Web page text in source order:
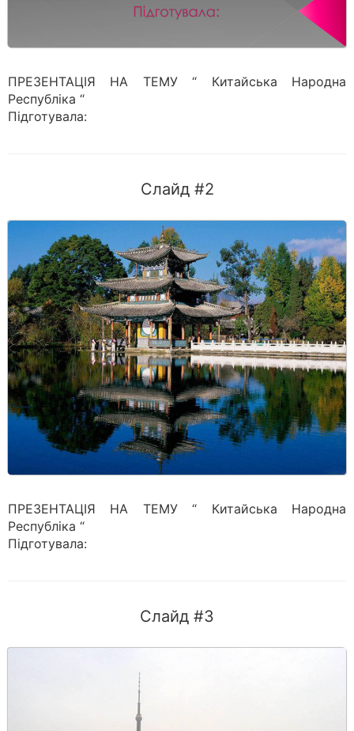
ПРЕЗЕНТАЦІЯ НА ТЕМУ “ Китайська Народна
Республіка “
Підготувала:
Слайд #2
ПРЕЗЕНТАЦІЯ НА ТЕМУ “ Китайська Народна
Республіка “
Підготувала:
Слайд #3